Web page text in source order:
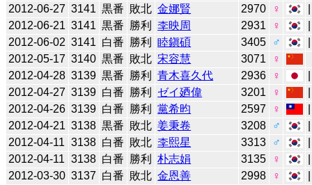
2012-06-27 3141 黒番 敗北 金娜賢 2970 ♀
2012-06-21 3141 黒番 勝利 李映周 2931 ♀
2012-06-02 3141 白番 勝利 睦鎭碩 3405 ♂
2012-05-17 3140 黒番 敗北 宋容慧 3071
♀
2012-04-28 3139 黒番 勝利 青木喜久代 2936 ♀
2012-04-27 3139 白番 勝利 ゼイ廼偉 3201 ♀
2012-04-26 3139 白番 勝利 黨希昀 2597 ♀
2012-04-21 3138 黒番 敗北 姜秉卷 3208 ♂
2012-04-11 3138 白番 敗北 李熙星 3313 ♂
2012-04-11 3138 白番 勝利 朴志娟 3135 ♀
2012-03-30 3137 白番 敗北 金恩善 2998 ♀